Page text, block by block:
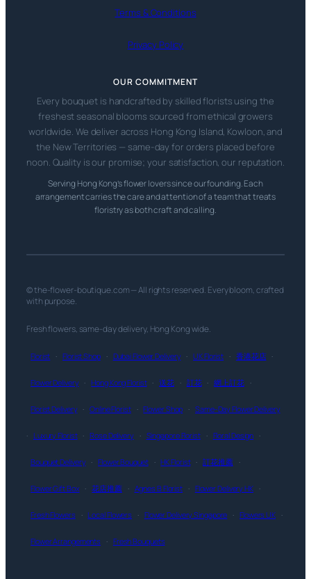
Terms & Conditions
Privacy Policy
OUR COMMITMENT
Every bouquet is handcrafted by skilled florists using the
freshest seasonal blooms sourced from ethical growers
worldwide. We deliver across Hong Kong Island, Kowloon, and
the New Territories — same-day for orders placed before
noon. Quality is our promise; your satisfaction, our reputation.
Serving Hong Kong’s flower lovers since our founding. Each
arrangement carries the care and attention of a team that treats
floristry as both craft and calling.
© the-flower-boutique.com — All rights reserved. Every bloom, crafted
with purpose.
Fresh flowers, same-day delivery, Hong Kong wide.
Florist · Florist Shop · Dubai Flower Delivery · UK Florist · 香港花店 ·
Flower Delivery · Hong Kong Florist · 送花 · 訂花 · 網上訂花 ·
Florist Delivery · Online Florist · Flower Shop · Same-Day Flower Delivery
· Luxury Florist · Rose Delivery · Singapore Florist · Floral Design ·
Bouquet Delivery · Flower Bouquet · HK Florist · 訂花推薦 ·
Flower Gift Box · 花店推薦 · Agnes B Florist · Flower Delivery HK ·
Fresh Flowers · Local Flowers · Flower Delivery Singapore · Flowers UK ·
Flower Arrangements · Fresh Bouquets